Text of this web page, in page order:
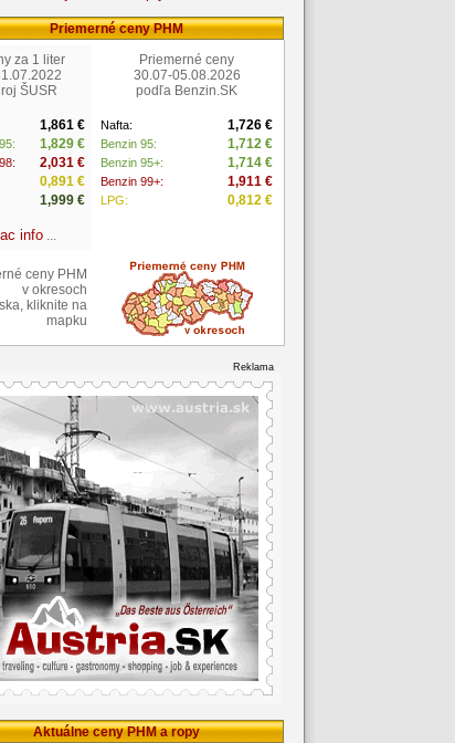
Priemerné ceny PHM
za 1 liter
ŠUSR
1,861 €
1,829 €
2,031 €
0,891 €
1,999 €
info...
Priemerné ceny
30.07-05.08.2026
podľa Benzin.SK
Nafta: 1,726 €
Benzin 95: 1,712 €
Benzin 95+: 1,714 €
Benzin 99+: 1,911 €
LPG: 0,812 €
ceny PHM
v okresoch
kliknite na
mapku
Reklama
Aktuálne ceny PHM a ropy